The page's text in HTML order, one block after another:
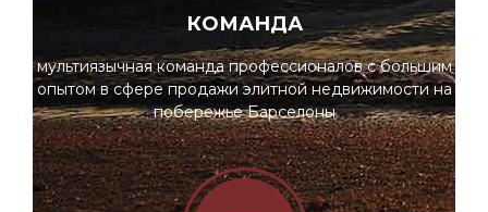
КОМАНДА
мультиязычная команда профессионалов с большим
опытом в сфере продажи элитной недвижимости на
побережье Барселоны